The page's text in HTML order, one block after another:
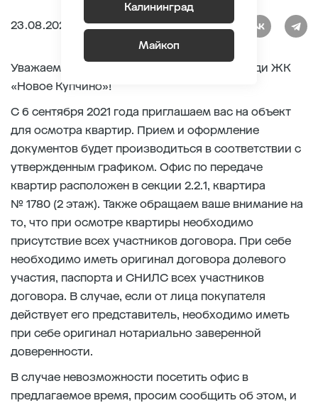
Калининград
Майкоп
23.08.2021
Уважаемые покупатели квартир во II очереди ЖК
«Новое Купчино»!
С 6 сентября 2021 года приглашаем вас на объект
для осмотра квартир. Прием и оформление
документов будет производиться в соответствии с
утвержденным графиком. Офис по передаче
квартир расположен в секции 2.2.1, квартира
№ 1780 (2 этаж). Также обращаем ваше внимание на
то, что при осмотре квартиры необходимо
присутствие всех участников договора. При себе
необходимо иметь оригинал договора долевого
участия, паспорта и СНИЛС всех участников
договора. В случае, если от лица покупателя
действует его представитель, необходимо иметь
при себе оригинал нотариально заверенной
доверенности.
В случае невозможности посетить офис в
предлагаемое время, просим сообщить об этом, и